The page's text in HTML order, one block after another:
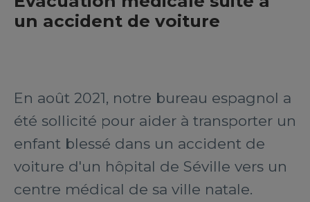
un accident de voiture
En août 2021, notre bureau espagnol a
été sollicité pour aider à transporter un
enfant blessé dans un accident de
voiture d'un hôpital de Séville vers un
centre médical de sa ville natale.